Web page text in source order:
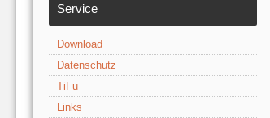
Service
Download
Datenschutz
TiFu
Links